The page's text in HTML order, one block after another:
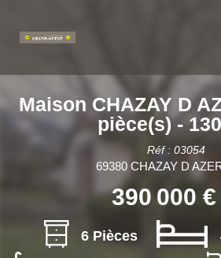
Maison CHAZAY D
pièce(s) -
Réf : 03054
69380 CHAZAY D
390 000 €
6 Pièces